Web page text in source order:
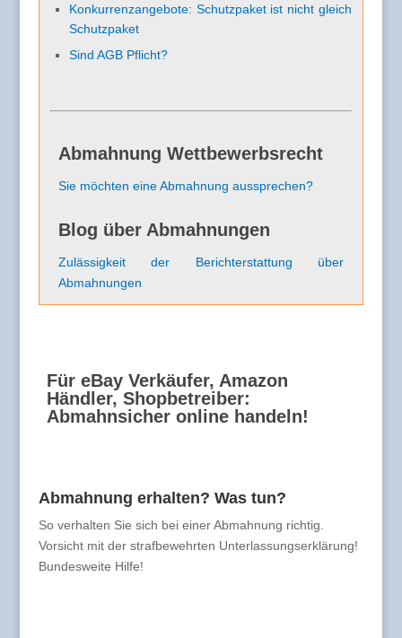
Konkurrenzangebote: Schutzpaket ist nicht gleich
Schutzpaket
Sind AGB Pflicht?
Abmahnung Wettbewerbsrecht
Sie möchten eine Abmahnung aussprechen?
Blog über Abmahnungen
Zulässigkeit der Berichterstattung über
Abmahnungen
Für eBay Verkäufer, Amazon
Händler, Shopbetreiber:
Abmahnsicher online handeln!
Abmahnung erhalten? Was tun?
So verhalten Sie sich bei einer Abmahnung richtig.
Vorsicht mit der strafbewehrten Unterlassungserklärung!
Bundesweite Hilfe!